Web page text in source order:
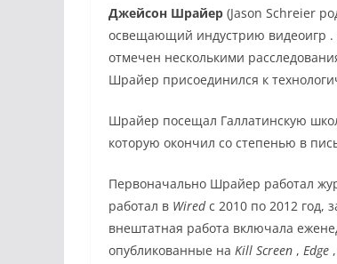
Джейсон Шрайер (Jason Schreier
освещающий индустрию видеоигр
отмечен несколькими
Шрайер присоединился к
Шрайер посещал Галлатинскую
которую окончил со степенью в
Первоначально Шрайер работал
работал в Wiredс 2010 по 2012 год,
внештатная работа включала
опубликованные на Kill Screen , Edge ,